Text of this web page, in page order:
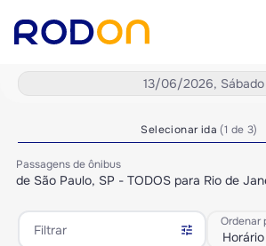
13/06/2026, Sábado
Selecionar ida(1 de 3)
Passagens de ônibus
de São Paulo, SP - TODOS para Rio de
Filtrar tune Ordenar
Horário